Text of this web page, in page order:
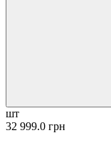
шт
32 999.0 грн